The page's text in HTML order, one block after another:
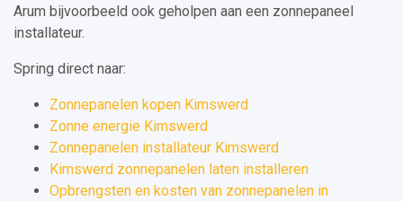
Arum bijvoorbeeld ook geholpen aan een zonnepaneel
installateur.
Spring direct naar:
Zonnepanelen kopen Kimswerd
Zonne energie Kimswerd
Zonnepanelen installateur Kimswerd
Kimswerd zonnepanelen laten installeren
Opbrengsten en kosten van zonnepanelen in